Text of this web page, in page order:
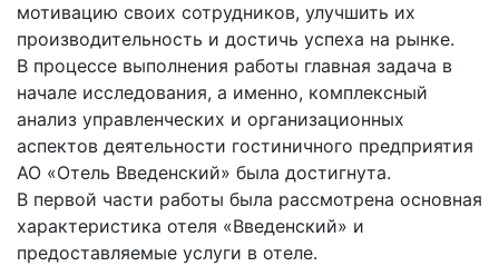
мотивацию своих сотрудников, улучшить их
производительность и достичь успеха на рынке.
В процессе выполнения работы главная задача в
начале исследования, а именно, комплексный
анализ управленческих и организационных
аспектов деятельности гостиничного предприятия
АО «Отель Введенский» была достигнута.
В первой части работы была рассмотрена основная
характеристика отеля «Введенский» и
предоставляемые услуги в отеле.